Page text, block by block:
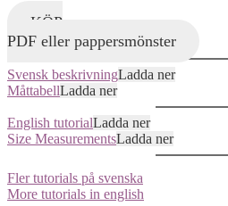
KÖP
PDF eller pappersmönster
Svensk beskrivningLadda ner
MåttabellLadda ner
English tutorialLadda ner
Size MeasurementsLadda ner
Fler tutorials på svenska
More tutorials in english